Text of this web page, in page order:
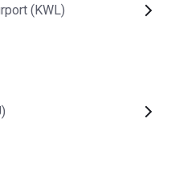
(KWL)